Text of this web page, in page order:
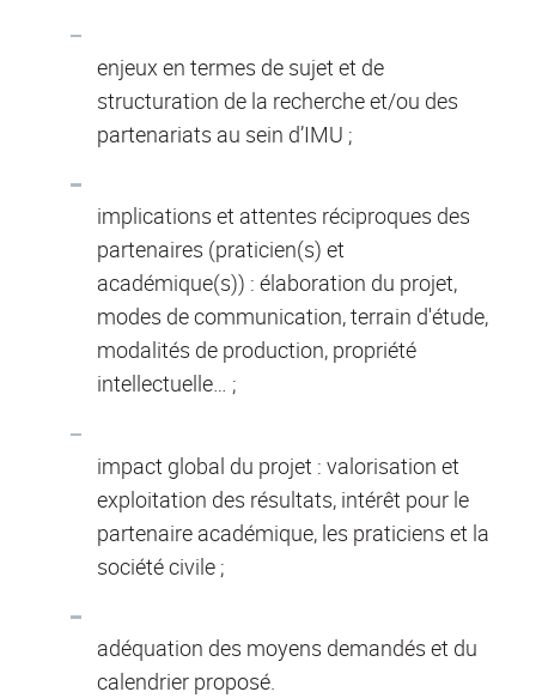
enjeux en termes de sujet et de
structuration de la recherche et/ou des
partenariats au sein d’IMU ;
implications et attentes réciproques des
partenaires (praticien(s) et
académique(s)) : élaboration du projet,
modes de communication, terrain d'étude,
modalités de production, propriété
intellectuelle… ;
impact global du projet : valorisation et
exploitation des résultats, intérêt pour le
partenaire académique, les praticiens et la
société civile ;
adéquation des moyens demandés et du
calendrier proposé.